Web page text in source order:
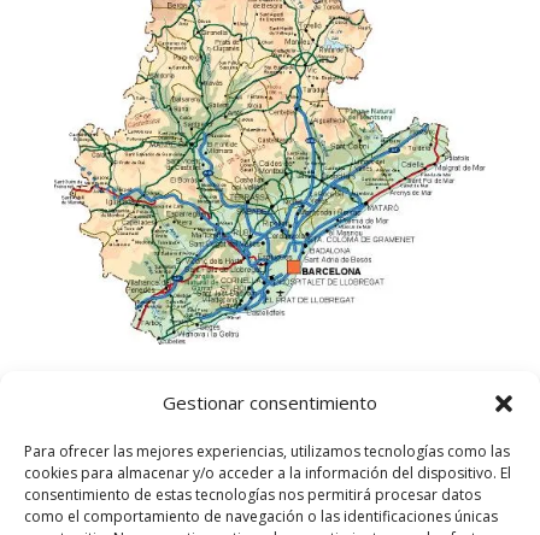
Gestionar consentimiento
Para ofrecer las mejores experiencias, utilizamos tecnologías como las
cookies para almacenar y/o acceder a la información del dispositivo. El
consentimiento de estas tecnologías nos permitirá procesar datos
como el comportamiento de navegación o las identificaciones únicas